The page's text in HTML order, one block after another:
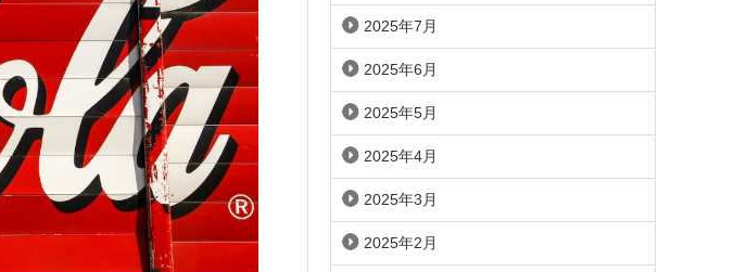
2025年7月
2025年6月
2025年5月
2025年4月
2025年3月
2025年2月